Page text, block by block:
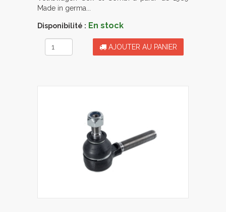
Made in germa...
Disponibilité : En stock
AJOUTER AU PANIER